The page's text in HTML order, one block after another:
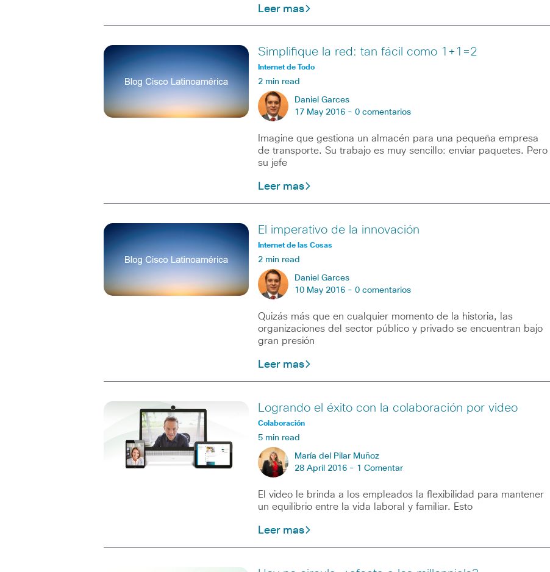
Leer mas
Simplifique la red: tan fácil como 1+1=2
Internet de Todo
2 min read
Daniel Garces
17 May 2016 - 0 comentarios
Imagine que gestiona un almacén para una pequeña empresa
de transporte. Su trabajo es muy sencillo: enviar paquetes. Pero
su jefe
Leer mas
El imperativo de la innovación
Internet de las Cosas
2 min read
Daniel Garces
10 May 2016 - 0 comentarios
Quizás más que en cualquier momento de la historia, las
organizaciones del sector público y privado se encuentran bajo
gran presión
Leer mas
Logrando el éxito con la colaboración por video
Colaboración
5 min read
María del Pilar Muñoz
28 April 2016 - 1 Comentar
El video le brinda a los empleados la flexibilidad para mantener
un equilibrio entre la vida laboral y familiar. Esto
Leer mas